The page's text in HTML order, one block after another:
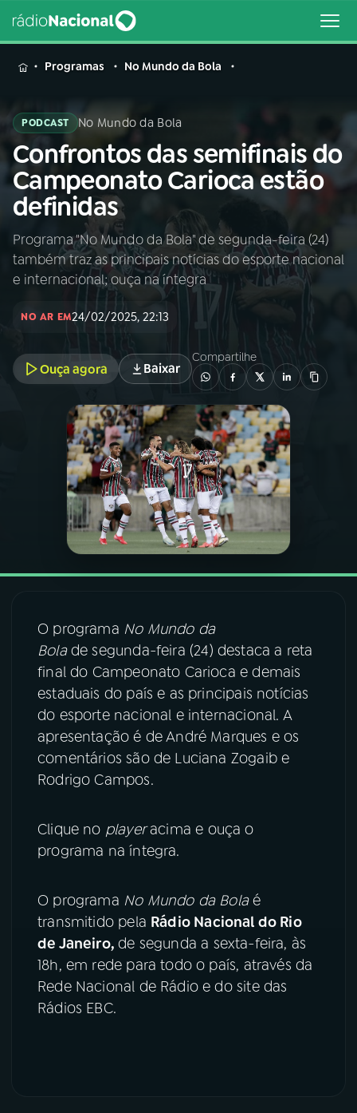
MENU
Buscar
na
Rádio
Nacional
Buscar
AO VIVO
INÍCIO
PROGRAMAS
PODCASTS
VIDEOCASTS
08FESTIVAL DE MÚSICA
ACOMPANHE A RÁDIO NACIONAL
YouTube Facebook
Instagram
TikTok
Programas No Mundo da Bola
PODCAST No Mundo da Bola
Confrontos das semifinais do
Campeonato Carioca estão
definidas
Programa "No Mundo da Bola" de segunda-feira (24)
também traz as principais notícias do esporte nacional
e internacional; ouça na íntegra
NO AR EM24/02/2025, 22:13
Ouça agora Baixar
Compartilhe
O programa No Mundo da
Bolade segunda-feira (24) destaca a reta
final do Campeonato Carioca e demais
estaduais do país e as principais notícias
do esporte nacional e internacional. A
apresentação é de André Marques e os
comentários são de Luciana Zogaib e
Rodrigo Campos.
Clique no playeracima e ouça o
programa na íntegra.
O programa No Mundo da Bolaé
transmitido pela Rádio Nacional do Rio
de Janeiro,de segunda a sexta-feira, às
18h, em rede para todo o país, através da
Rede Nacional de Rádio e do site das
Rádios EBC.